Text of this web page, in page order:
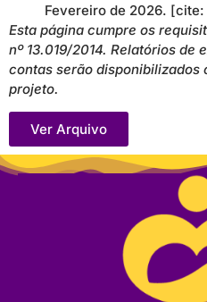
Fevereiro de 2026. [cite:
Esta página cumpre os
nº 13.019/2014. Relatórios de
contas serão disponibilizados
projeto.
Ver Arquivo